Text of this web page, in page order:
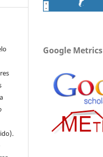
Google Metrics